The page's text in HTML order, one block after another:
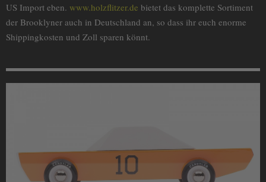
US Import eben. www.holzflitzer.de bietet das komplette Sortiment
der Brooklyner auch in Deutschland an, so dass ihr euch enorme
Shippingkosten und Zoll sparen könnt.